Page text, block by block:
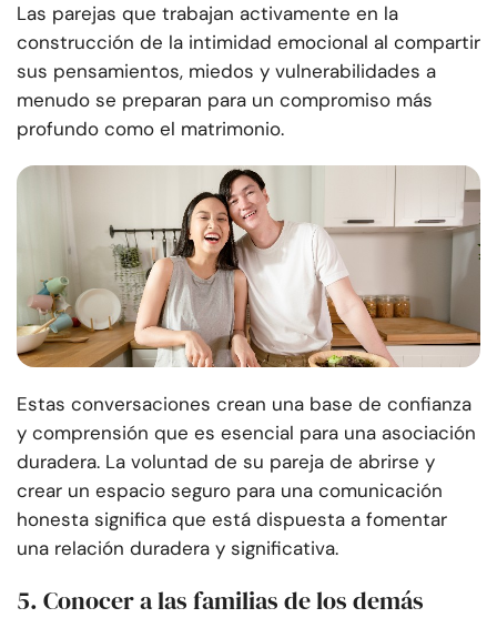
Las parejas que trabajan activamente en la
construcción de la intimidad emocional al compartir
sus pensamientos, miedos y vulnerabilidades a
menudo se preparan para un compromiso más
profundo como el matrimonio.
Estas conversaciones crean una base de confianza
y comprensión que es esencial para una asociación
duradera. La voluntad de su pareja de abrirse y
crear un espacio seguro para una comunicación
honesta significa que está dispuesta a fomentar
una relación duradera y significativa.
5. Conocer a las familias de los demás